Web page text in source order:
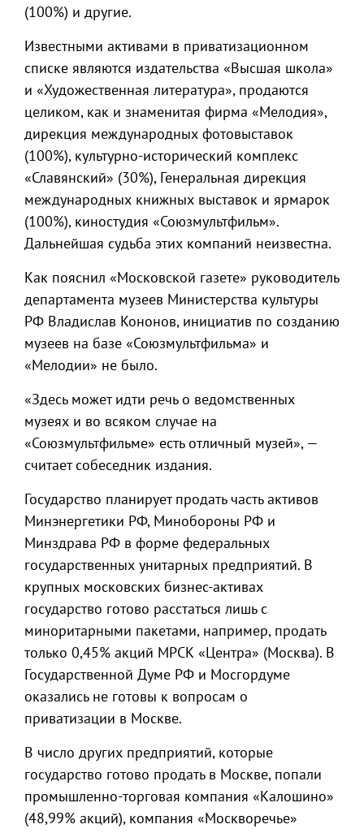
(100%) и другие.
Известными активами в приватизационном
списке являются издательства «Высшая школа»
и «Художественная литература», продаются
целиком, как и знаменитая фирма «Мелодия»,
дирекция международных фотовыставок
(100%), культурно-исторический комплекс
«Славянский» (30%), Генеральная дирекция
международных книжных выставок и ярмарок
(100%), киностудия «Союзмультфильм».
Дальнейшая судьба этих компаний неизвестна.
Как пояснил «Московской газете» руководитель
департамента музеев Министерства культуры
РФ Владислав Кононов, инициатив по созданию
музеев на базе «Союзмультфильма» и
«Мелодии» не было.
«Здесь может идти речь о ведомственных
музеях и во всяком случае на
«Союзмультфильме» есть отличный музей», —
считает собеседник издания.
Государство планирует продать часть активов
Минэнергетики РФ, Минобороны РФ и
Минздрава РФ в форме федеральных
государственных унитарных предприятий. В
крупных московских бизнес-активах
государство готово расстаться лишь с
миноритарными пакетами, например, продать
только 0,45% акций МРСК «Центра» (Москва). В
Государственной Думе РФ и Мосгордуме
оказались не готовы к вопросам о
приватизации в Москве.
В число других предприятий, которые
государство готово продать в Москве, попали
промышленно-торговая компания «Калошино»
(48,99% акций), компания «Москворечье»